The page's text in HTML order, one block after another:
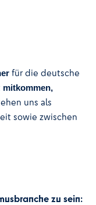
für die deutsche
mitkommen,
uns als
sowie zwischen
zu sein: